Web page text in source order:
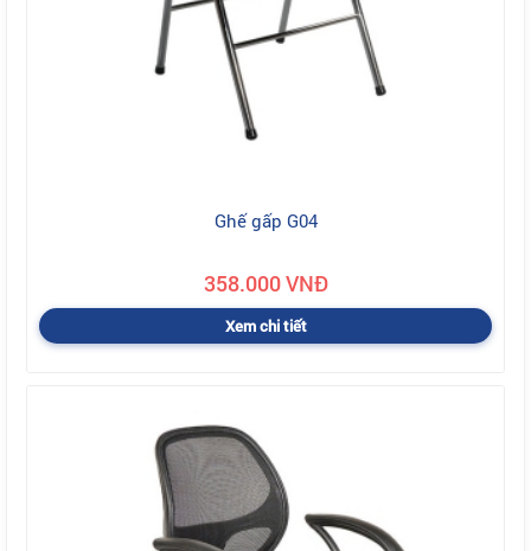
Ghế gấp G04
358.000 VNĐ
Xem chi tiết